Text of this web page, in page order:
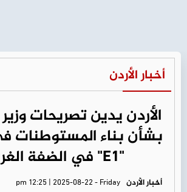
أخبار الأردن
الأردن يدين تصريحات
بشأن بناء
"E1" في الضفة الغربية
أخبار الأردن pm 12:25 | 2025-08-22 - Friday